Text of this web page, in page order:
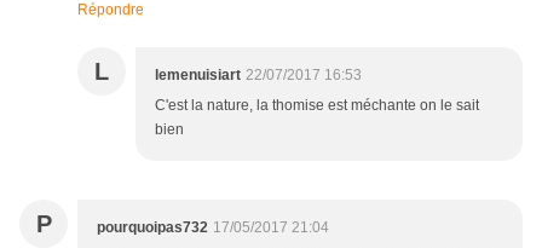
Répondre
L lemenuisiart 22/07/2017 16:53
C'est la nature, la thomise est méchante on le sait
bien
P pourquoipas732 17/05/2017 21:04